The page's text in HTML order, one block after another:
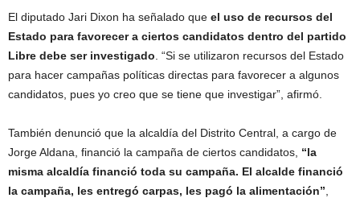
El diputado Jari Dixon ha señalado que el uso de recursos del
Estado para favorecer a ciertos candidatos dentro del partido
Libre debe ser investigado . “Si se utilizaron recursos del Estado
para hacer campañas políticas directas para favorecer a algunos
candidatos, pues yo creo que se tiene que investigar”, afirmó.
También denunció que la alcaldía del Distrito Central, a cargo de
Jorge Aldana, financió la campaña de ciertos candidatos, “la
misma alcaldía financió toda su campaña. El alcalde financió
la campaña, les entregó carpas, les pagó la alimentación”